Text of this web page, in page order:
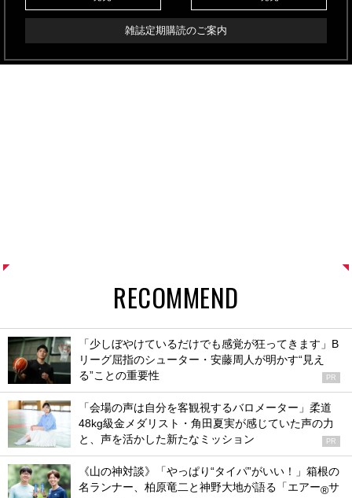
雑誌定期購読のご案内
RECOMMEND
「少しぼやけているだけでも感覚が狂ってきます」B
リーグ屈指のシューター・安藤周人が明かす“見え
る”ことの重要性
PR
「会場の声は自分を客観視するバロメーター」柔道
48kg級金メダリスト・角田夏実が感じていた声の力
と、声を活かした新たなミッション
PR
《山の神対談》「やっぱり“タイパ”がいい！」箱根の
名ランナー、柏原竜二と神野大地が語る「エアー®サ